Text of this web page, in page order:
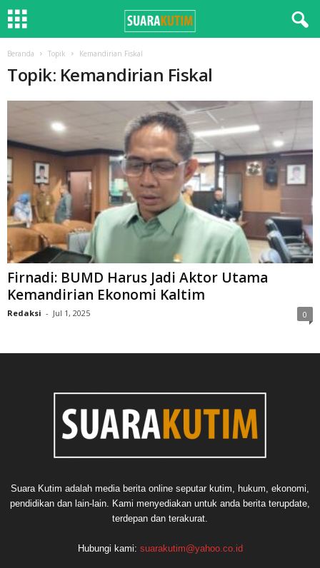
Beranda Topik Kemandirian Fiskal
Topik: Kemandirian Fiskal
Firnadi: BUMD Harus Jadi Aktor Utama
Kemandirian Ekonomi Kaltim
Redaksi - Jul 1, 2025 0
Suara Kutim adalah media berita online seputar kutim, hukum, ekonomi,
pendidikan dan lain-lain. Kami menyediakan untuk anda berita terupdate,
terdepan dan terakurat.
Hubungi kami: suarakutim@yahoo.co.id